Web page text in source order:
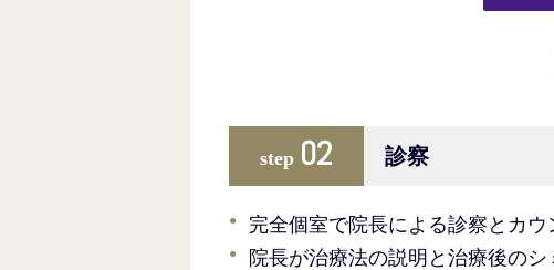
step 02 診察
完全個室で院長による診察とカウ
院長が治療法の説明と治療後の